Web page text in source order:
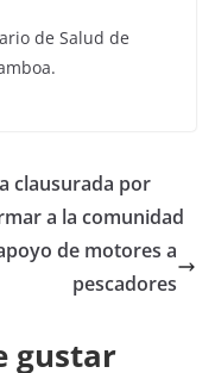
de Salud de
clausurada por
a la comunidad
de motores a
pescadores
gustar